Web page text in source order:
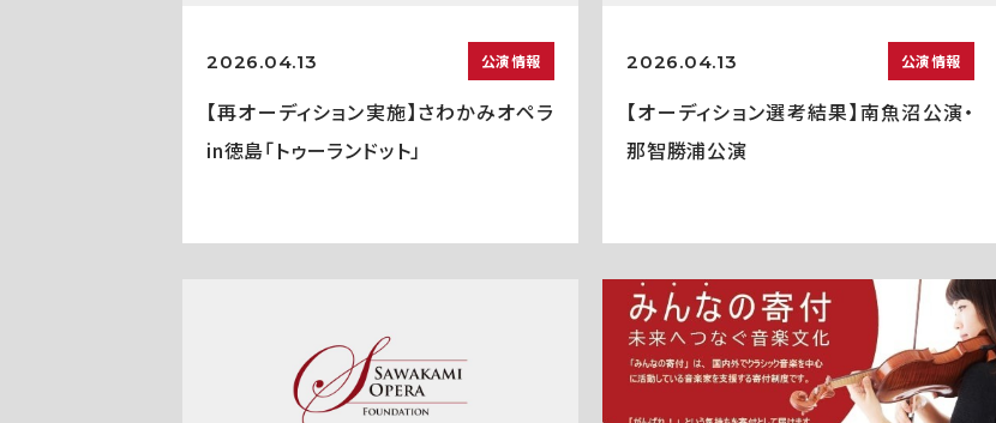
2026.04.13 公演情報
【再オーディション実施】さわかみオペラ
in徳島「トゥーランドット」
2026.04.13 公演情報
【オーディション選考結果】南魚沼公演・
那智勝浦公演